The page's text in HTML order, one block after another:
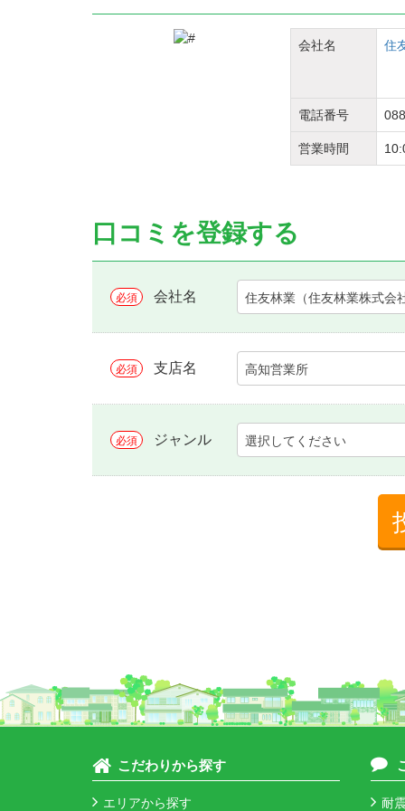
会社名 住
電話番号
営業時間
口コミを登録する
必須 会社名 住友林業（住友林業株式会
必須 支店名 高知営業所
必須 ジャンル 選択してください
こだわりから探す
エリアから探す 耐